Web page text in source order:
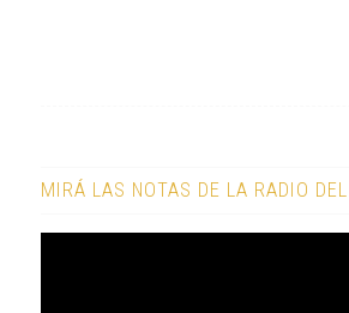
MIRÁ LAS NOTAS DE LA RADIO